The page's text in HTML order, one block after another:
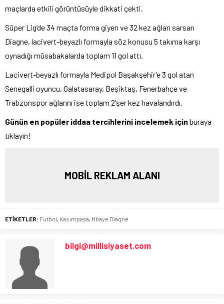
maçlarda etkili görüntüsüyle dikkati çekti.
Süper Lig’de 34 maçta forma giyen ve 32 kez ağları sarsan
Diagne, lacivert-beyazlı formayla söz konusu 5 takıma karşı
oynadığı müsabakalarda toplam 11 gol attı.
Lacivert-beyazlı formayla Medipol Başakşehir’e 3 gol atan
Senegalli oyuncu, Galatasaray, Beşiktaş, Fenerbahçe ve
Trabzonspor ağlarını ise toplam 2’şer kez havalandırdı.
Günün en popüler iddaa tercihlerini incelemek içinburaya
tıklayın!
MOBİL REKLAM ALANI
ETİKETLER: Futbol, Kasımpaşa, Mbaye Diagne
bilgi@millisiyaset.com